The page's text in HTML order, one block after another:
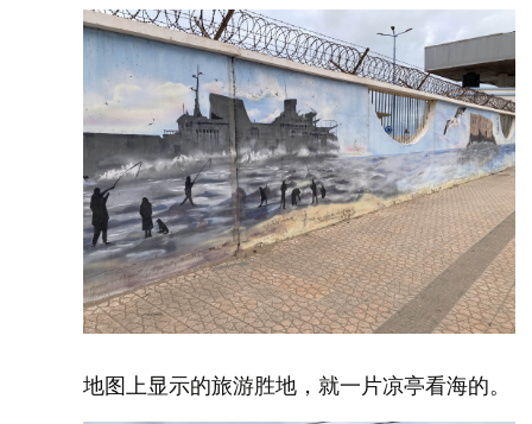
地图上显示的旅游胜地，就一片凉亭看海的。